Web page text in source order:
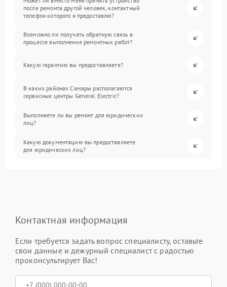
после ремонта другой человек, контактный
телефон которого я предоставлю?
Возможно ли получать обратную связь в
процессе выполнения ремонтных работ?
Какую гарантию вы предоставляете?
В каких районах Самары располагаются
сервисные центры General Electric?
Выполняете ли вы ремонт для юридических
лиц?
Какую документацию вы предоставляете
для юридических лиц?
Контактная информация
Если требуется задать вопрос специалисту, оставьте
свои данные и дежурный специалист с радостью
проконсультирует Вас!